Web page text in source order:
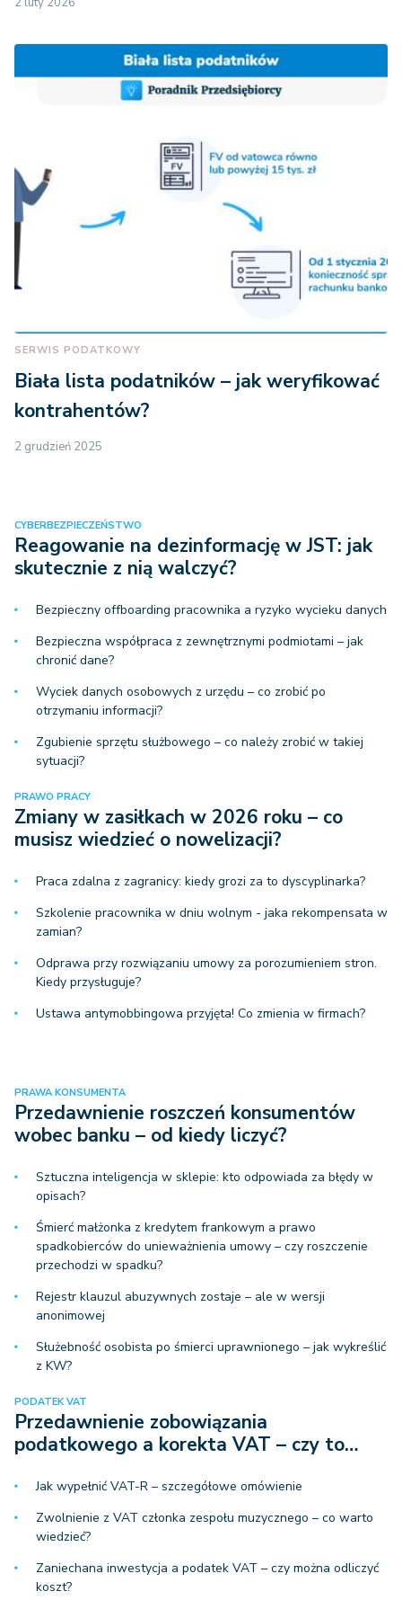
SERWIS PODATKOWY
Biała lista podatników – jak weryfikować
kontrahentów?
2 grudzień 2025
CYBERBEZPIECZEŃSTWO
Reagowanie na dezinformację w JST: jak
skutecznie z nią walczyć?
Bezpieczny offboarding pracownika a ryzyko wycieku danych
Bezpieczna współpraca z zewnętrznymi podmiotami – jak
chronić dane?
Wyciek danych osobowych z urzędu – co zrobić po
otrzymaniu informacji?
Zgubienie sprzętu służbowego – co należy zrobić w takiej
sytuacji?
PRAWO PRACY
Zmiany w zasiłkach w 2026 roku – co
musisz wiedzieć o nowelizacji?
Praca zdalna z zagranicy: kiedy grozi za to dyscyplinarka?
Szkolenie pracownika w dniu wolnym - jaka rekompensata w
zamian?
Odprawa przy rozwiązaniu umowy za porozumieniem stron.
Kiedy przysługuje?
Ustawa antymobbingowa przyjęta! Co zmienia w firmach?
PRAWA KONSUMENTA
Przedawnienie roszczeń konsumentów
wobec banku – od kiedy liczyć?
Sztuczna inteligencja w sklepie: kto odpowiada za błędy w
opisach?
Śmierć małżonka z kredytem frankowym a prawo
spadkobierców do unieważnienia umowy – czy roszczenie
przechodzi w spadku?
Rejestr klauzul abuzywnych zostaje – ale w wersji
anonimowej
Służebność osobista po śmierci uprawnionego – jak wykreślić
z KW?
PODATEK VAT
Przedawnienie zobowiązania
podatkowego a korekta VAT – czy to…
Jak wypełnić VAT-R – szczegółowe omówienie
Zwolnienie z VAT członka zespołu muzycznego – co warto
wiedzieć?
Zaniechana inwestycja a podatek VAT – czy można odliczyć
koszt?